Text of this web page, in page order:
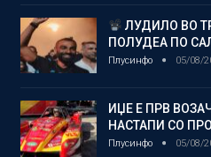
ЛУДИЛО ВО
ПОЛУДЕА ПО
Плусинфо 05/08/
ИЏЕ Е ПРВ
НАСТАПИ СО
Плусинфо 05/08/